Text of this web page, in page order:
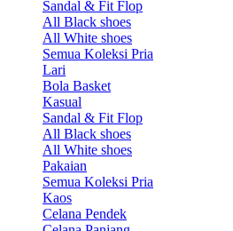
Sandal & Fit Flop
All Black shoes
All White shoes
Semua Koleksi Pria
Lari
Bola Basket
Kasual
Sandal & Fit Flop
All Black shoes
All White shoes
Pakaian
Semua Koleksi Pria
Kaos
Celana Pendek